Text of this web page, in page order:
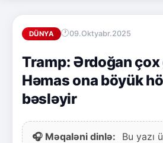
DÜNYA 09.Oktyabr.2025
Tramp: Ərdoğan
Həmas ona böyük
bəsləyir
🎧 Məqaləni dinlə:
Bu yazı